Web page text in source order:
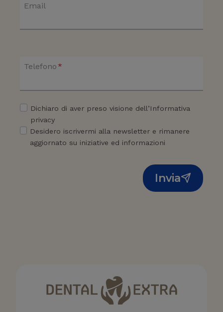
Email
Telefono *
Dichiaro di aver preso visione dell’Informativa
privacy
Desidero iscrivermi alla newsletter e rimanere
aggiornato su iniziative ed informazioni
Invia